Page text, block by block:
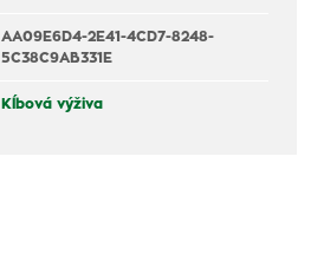
AA09E6D4-2E41-4CD7-8248-
5C38C9AB331E
Kĺbová výživa